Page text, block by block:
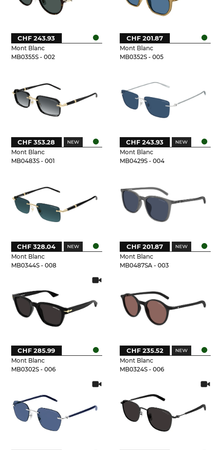
Mont Blanc
MB0355S - 002
CHF 243.93
Mont Blanc
MB0352S - 005
CHF 201.87
Mont Blanc
MB0483S - 001
CHF 353.28
Mont Blanc
MB0429S - 004
CHF 243.93
Mont Blanc
MB0344S - 008
CHF 328.04
Mont Blanc
MB0487SA - 003
CHF 201.87
Mont Blanc
MB0302S - 006
CHF 285.99
Mont Blanc
MB0324S - 006
CHF 235.52